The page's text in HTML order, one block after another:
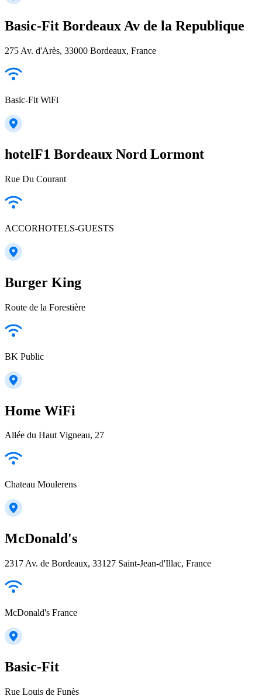
Basic-Fit Bordeaux Av de la Republique
275 Av. d'Arès, 33000 Bordeaux, France
Basic-Fit WiFi
hotelF1 Bordeaux Nord Lormont
Rue Du Courant
ACCORHOTELS-GUESTS
Burger King
Route de la Forestière
BK Public
Home WiFi
Allée du Haut Vigneau, 27
Chateau Moulerens
McDonald's
2317 Av. de Bordeaux, 33127 Saint-Jean-d'Illac, France
McDonald's France
Basic-Fit
Rue Louis de Funès